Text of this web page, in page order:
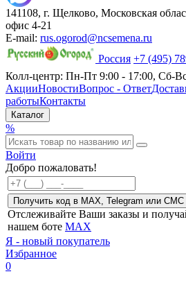
141108, г. Щелково, Московская
офис 4-21
E-mail: rus.ogorod@ncsemena.ru
Россия +7 (495)
Колл-центр: Пн-Пт 9:00 - 17:00, Сб-
АкцииНовостиВопрос - Ответ
работыКонтакты
Каталог
%
Войти
Добро пожаловать!
Получить код в MAX, Telegram или СМС
Отслеживайте Ваши заказы и
нашем боте MAX
Я - новый покупатель
Избранное
0